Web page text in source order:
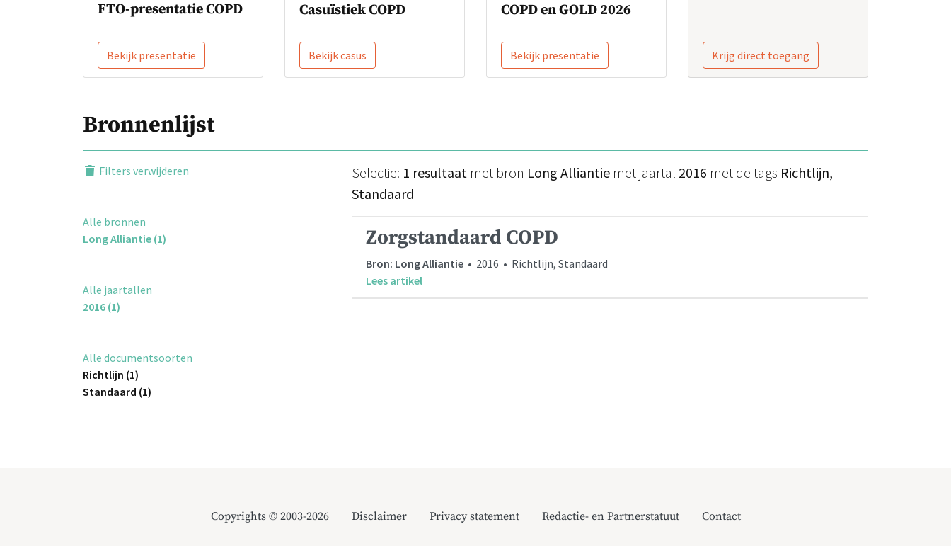
FTO-presentatie COPD
Bekijk presentatie
Casuïstiek COPD
Bekijk casus
COPD en GOLD 2026
Bekijk presentatie Krijg direct toegang
Bronnenlijst
Filters verwijderen
Alle bronnen
Long Alliantie (1)
Alle jaartallen
2016 (1)
Alle documentsoorten
Richtlijn (1)
Standaard (1)
Selectie: 1 resultaat met bron Long Alliantie met jaartal 2016 met de tags Richtlijn,
Standaard
Zorgstandaard COPD
Bron: Long Alliantie • 2016 • Richtlijn, Standaard
Lees artikel
Copyrights © 2003-2026 Disclaimer Privacy statement Redactie- en Partnerstatuut Contact